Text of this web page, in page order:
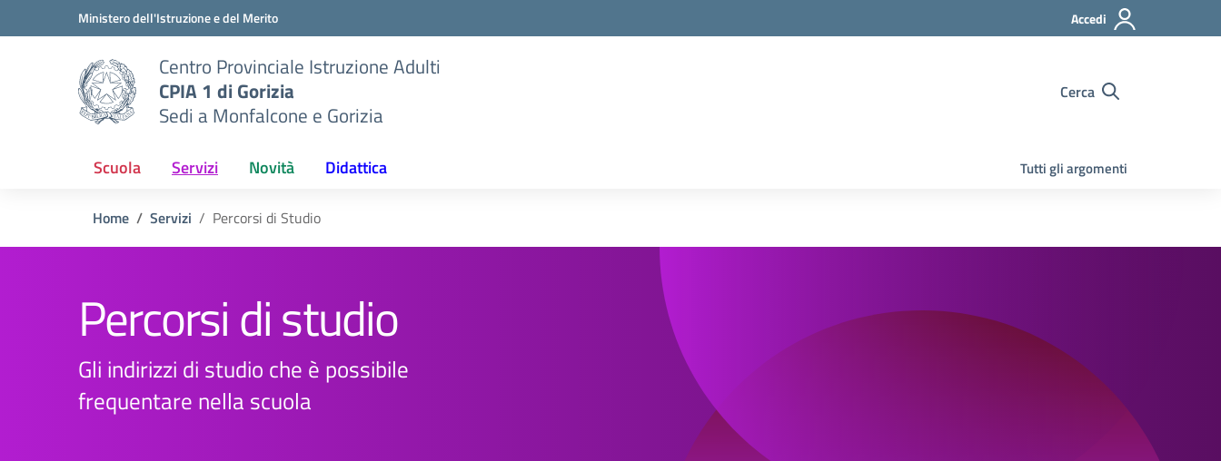
Vai ai contenuti
Vai al menu di navigazioneMinistero dell'Istruzione e del Merito Accedi
Centro Provinciale Istruzione Adulti
CPIA 1 di Gorizia
Sedi a Monfalcone e Gorizia
Cerca
Scuola Servizi Novità Didattica Tutti gli argomenti
Home Servizi Percorsi di Studio
Percorsi di studio
Gli indirizzi di studio che è possibile
frequentare nella scuola